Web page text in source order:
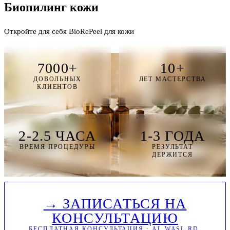
Биопилинг кожи
Откройте для себя BioRePeel для кожи
7000+
ДОВОЛЬНЫХ
КЛИЕНТОВ
10+
ЛЕТ МАСТЕРСТВА
2-2.5 ЧАСА
ВРЕМЯ ПРОЦЕДУРЫ
1-3 ГОДА
РЕЗУЛЬТАТ
ДЕРЖИТСЯ
→ ЗАПИСАТЬСЯ НА
КОНСУЛЬТАЦИЮ